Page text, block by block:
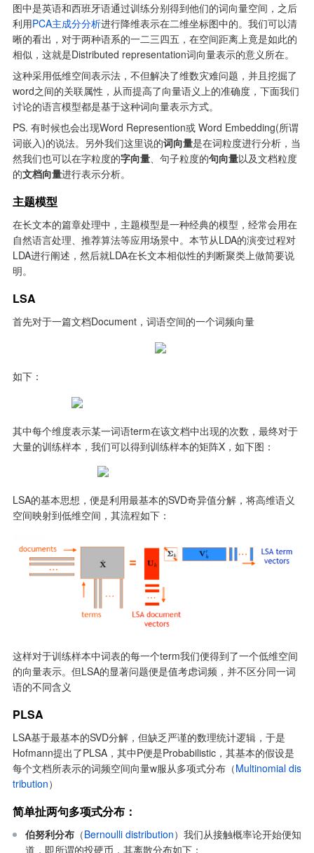
图中是英语和西班牙语通过训练分别得到他们的词向量空间，之后
利用PCA主成分分析进行降维表示在二维坐标图中的。我们可以清
晰的看出，对于两种语系的一二三四五，在空间距离上竟是如此的
相似，这就是Distributed representation词向量表示的意义所在。
这种采用低维空间表示法，不但解决了维数灾难问题，并且挖掘了
word之间的关联属性，从而提高了向量语义上的准确度，下面我们
讨论的语言模型都是基于这种词向量表示方式。
PS. 有时候也会出现Word Represention或 Word Embedding(所谓
词嵌入)的说法。另外我们这里说的词向量是在词粒度进行分析，当
然我们也可以在字粒度的字向量、句子粒度的句向量以及文档粒度
的文档向量进行表示分析。
主题模型
在长文本的篇章处理中，主题模型是一种经典的模型，经常会用在
自然语言处理、推荐算法等应用场景中。本节从LDA的演变过程对
LDA进行阐述，然后就LDA在长文本相似性的判断聚类上做简要说
明。
LSA
首先对于一篇文档Document，词语空间的一个词频向量
如下：
其中每个维度表示某一词语term在该文档中出现的次数，最终对于
大量的训练样本，我们可以得到训练样本的矩阵X，如下图：
LSA的基本思想，便是利用最基本的SVD奇异值分解，将高维语义
空间映射到低维空间，其流程如下：
这样对于训练样本中词表的每一个term我们便得到了一个低维空间
的向量表示。但LSA的显著问题便是值考虑词频，并不区分同一词
语的不同含义
PLSA
LSA基于最基本的SVD分解，但缺乏严谨的数理统计逻辑，于是
Hofmann提出了PLSA，其中P便是Probabilistic，其基本的假设是
每个文档所表示的词频空间向量w服从多项式分布（Multinomial dis
tribution）
简单扯两句多项式分布：
伯努利分布 （Bernoulli distribution）我们从接触概率论开始便知
道，即所谓的投硬币，其离散分布如下：